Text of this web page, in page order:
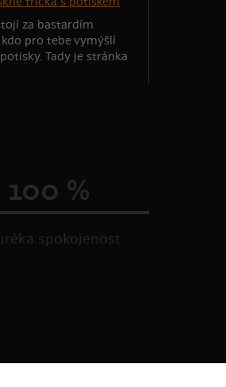
za bastardím
pro tebe vymýšlí
Tady je stránka
100 %
spokojenost